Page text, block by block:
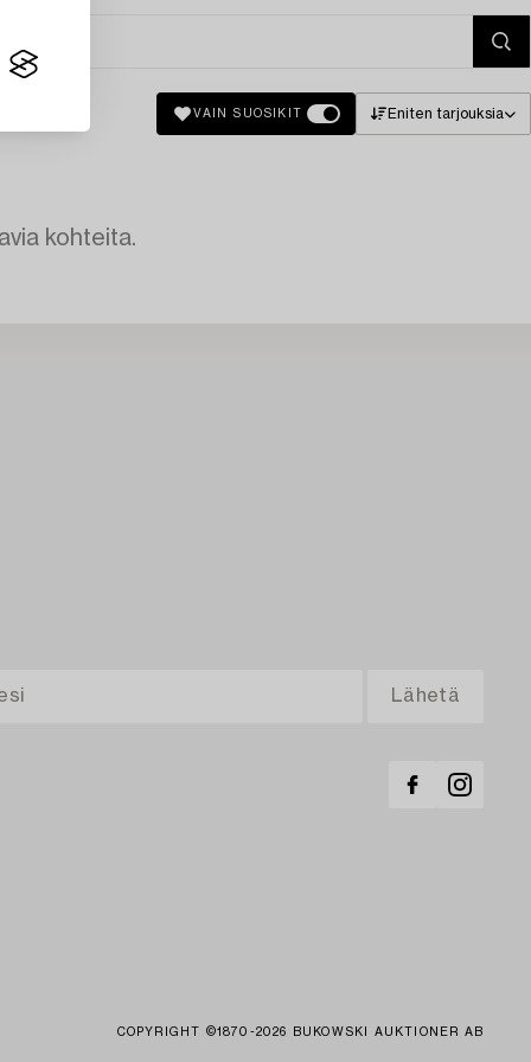
VAIN SUOSIKIT Eniten tarjouksia
kohteita.
COPYRIGHT ©1870-2026 BUKOWSKI AUKTIONER AB